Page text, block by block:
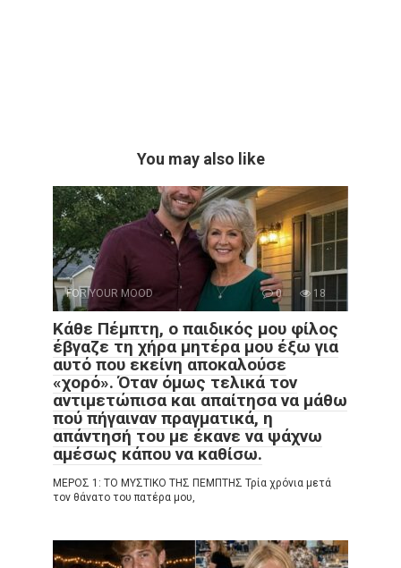
You may also like
FOR YOUR MOOD 0 18
Κάθε Πέμπτη, ο παιδικός μου φίλος
έβγαζε τη χήρα μητέρα μου έξω για
αυτό που εκείνη αποκαλούσε
«χορό». Όταν όμως τελικά τον
αντιμετώπισα και απαίτησα να μάθω
πού πήγαιναν πραγματικά, η
απάντησή του με έκανε να ψάχνω
αμέσως κάπου να καθίσω.
ΜΕΡΟΣ 1: ΤΟ ΜΥΣΤΙΚΟ ΤΗΣ ΠΕΜΠΤΗΣ Τρία χρόνια μετά
τον θάνατο του πατέρα μου,